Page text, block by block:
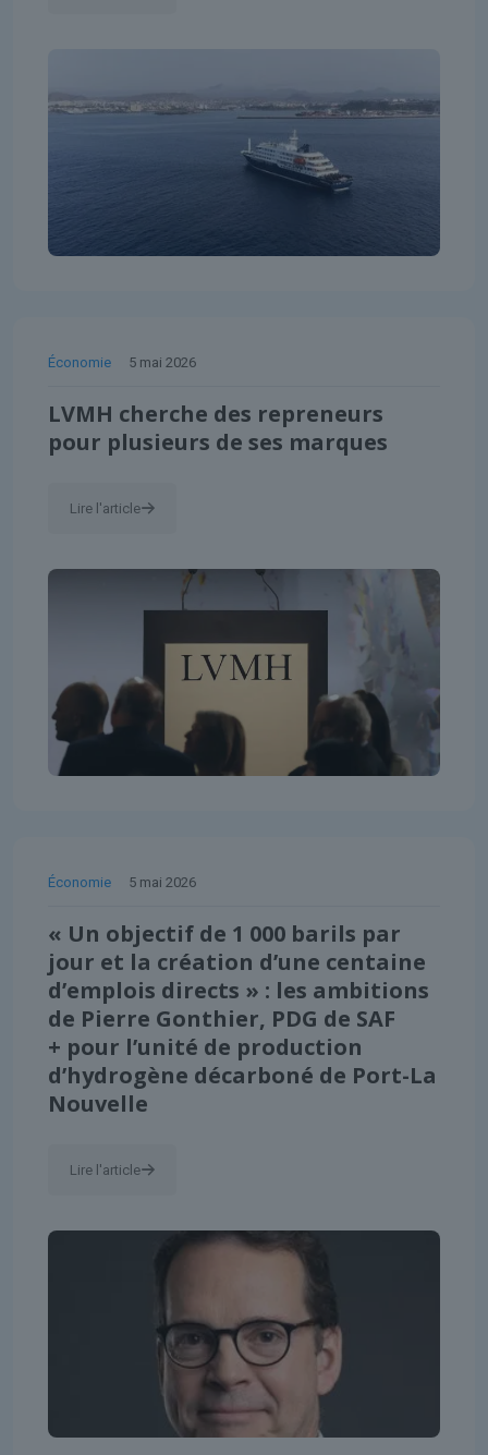
Économie 5 mai 2026
LVMH cherche des repreneurs
pour plusieurs de ses marques
Lire l'article
Économie 5 mai 2026
« Un objectif de 1 000 barils par
jour et la création d’une centaine
d’emplois directs » : les ambitions
de Pierre Gonthier, PDG de SAF
+ pour l’unité de production
d’hydrogène décarboné de Port-La
Nouvelle
Lire l'article